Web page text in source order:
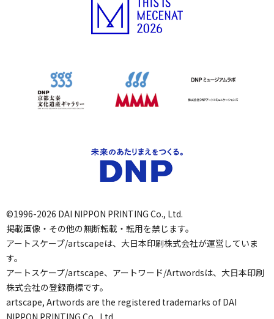
©1996-2026 DAI NIPPON PRINTING Co., Ltd.
掲載画像・その他の無断転載・転用を禁じます。
アートスケープ/artscapeは、大日本印刷株式会社が運営していま
す。
アートスケープ/artscape、アートワード/Artwordsは、大日本印刷
株式会社の登録商標です。
artscape, Artwords are the registered trademarks of DAI
NIPPON PRINTING Co., Ltd.